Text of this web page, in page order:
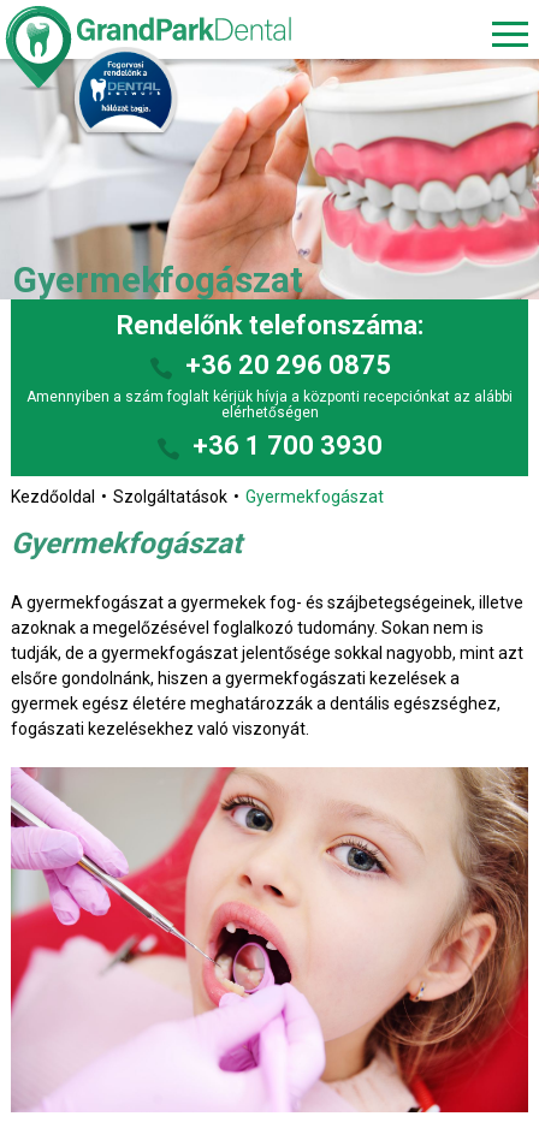
Gyermekfogászat
Rendelőnk telefonszáma:
+36 20 296 0875
Amennyiben a szám foglalt kérjük hívja a központi recepciónkat az alábbi
elérhetőségen
+36 1 700 3930
Kezdőoldal Szolgáltatások Gyermekfogászat
Gyermekfogászat
A gyermekfogászat a gyermekek fog- és szájbetegségeinek, illetve
azoknak a megelőzésével foglalkozó tudomány. Sokan nem is
tudják, de a gyermekfogászat jelentősége sokkal nagyobb, mint azt
elsőre gondolnánk, hiszen a gyermekfogászati kezelések a
gyermek egész életére meghatározzák a dentális egészséghez,
fogászati kezelésekhez való viszonyát.